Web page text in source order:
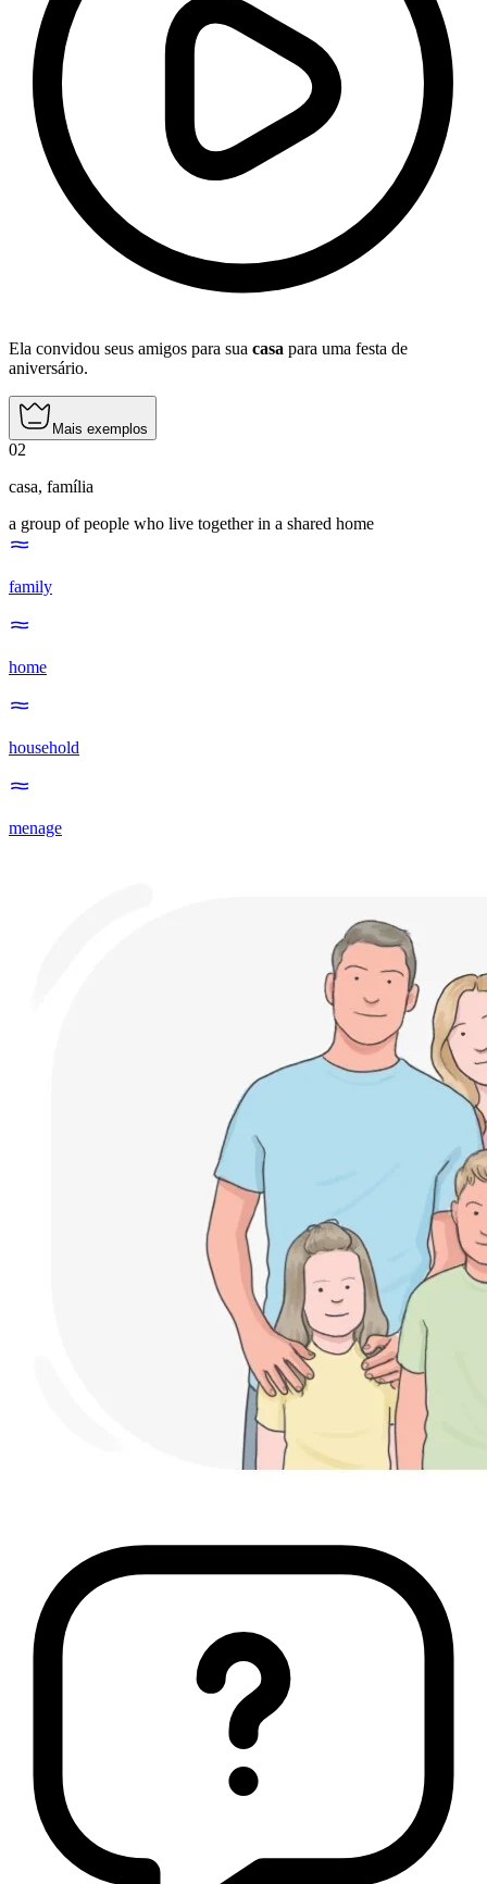
Ela convidou seus amigos para sua casa para uma festa de
aniversário.
Mais exemplos
02
casa, família
a group of people who live together in a shared home
family
home
household
menage